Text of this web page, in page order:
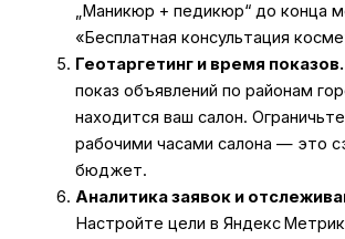
„Маникюр + педикюр“ до конца
«Бесплатная консультация
Геотаргетинг и время показов.
показ объявлений по районам
находится ваш салон.
рабочими часами салона — это
бюджет.
Аналитика заявок и
Настройте цели в Яндекс